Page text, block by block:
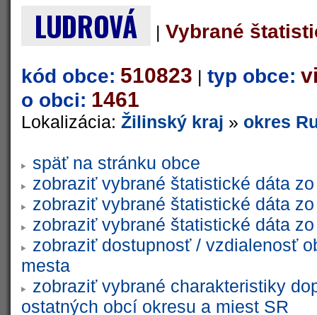
LUDROVÁ | Vybrané
kód obce: 510823 | typ obce:
o obci: 1461
Lokalizácia: Žilinský kraj » okres
späť na stránku obce
zobraziť vybrané štatistické dáta
zobraziť vybrané štatistické dáta
zobraziť vybrané štatistické dáta
zobraziť dostupnosť / vzdialenosť
mesta
zobraziť vybrané charakteristiky
ostatných obcí okresu a miest SR